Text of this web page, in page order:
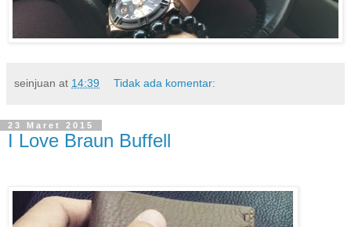
seinjuan at 14:39 Tidak ada komentar:
23 Maret 2015
I Love Braun Buffell